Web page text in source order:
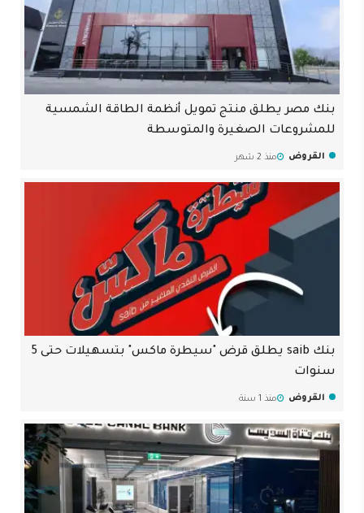
بنك مصر يطلق منتج تمويل أنظمة الطاقة الشمسية
للمشروعات الصغيرة والمتوسطة
القروض منذ 2 شهر
بنك saib يطلق قرض "سيطرة ماكس" بتسهيلات حتى 5
سنوات
القروض منذ 1 سنة